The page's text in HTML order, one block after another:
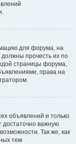
для форума, на
прочесть их по
страницы форума,
права на
объявлений и только
достаточно важную
Так же, как
тем